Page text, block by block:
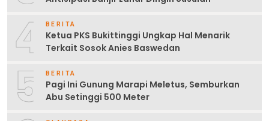
4 BERITA
Ketua PKS Bukittinggi Ungkap Hal Menarik
Terkait Sosok Anies Baswedan
5 BERITA
Pagi Ini Gunung Marapi Meletus, Semburkan
Abu Setinggi 500 Meter